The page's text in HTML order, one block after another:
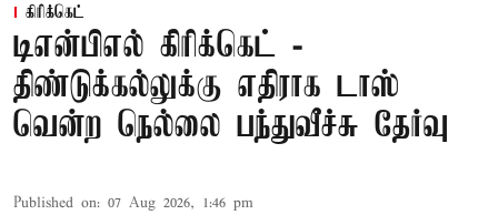
கிரிக்கெட்
டிஎன்பிஎல் கிரிக்கெட் -
திண்டுக்கல்லுக்கு எதிராக டாஸ்
வென்ற நெல்லை பந்துவீச்சு தேர்வு
Published on: 07 Aug 2026, 1:46 pm